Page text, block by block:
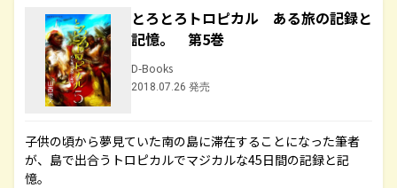
とろとろトロピカル ある旅の記録と
記憶。 第5巻
D-Books
2018.07.26 発売
子供の頃から夢見ていた南の島に滞在することになった筆者
が、島で出合うトロピカルでマジカルな45日間の記録と記
憶。